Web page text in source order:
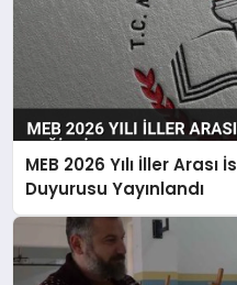
MEB 2026 Yılı İller
Duyurusu Yayınlandı